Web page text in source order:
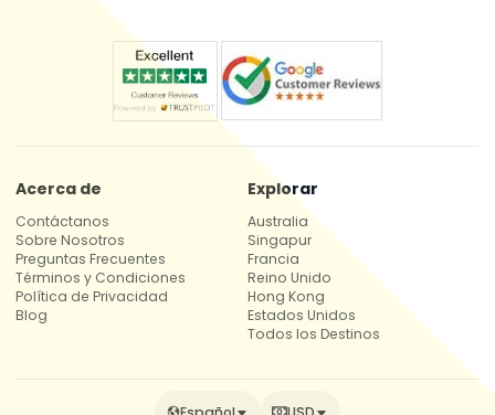
Acerca de
Contáctanos
Sobre Nosotros
Preguntas Frecuentes
Términos y Condiciones
Política de Privacidad
Blog
Explorar
Australia
Singapur
Francia
Reino Unido
Hong Kong
Estados Unidos
Todos los Destinos